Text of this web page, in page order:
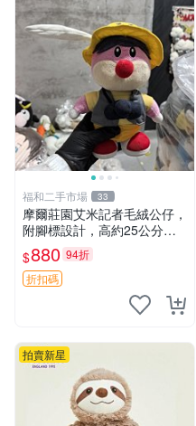
福和二手市場 33
摩爾莊園艾米記者毛絨公仔，
附腳標設計，高約25公分，
全新未拆封，限量珍藏。艾米
記者 毛絨公仔 超萌玩偶
$880 94折
折扣碼
拍賣新星